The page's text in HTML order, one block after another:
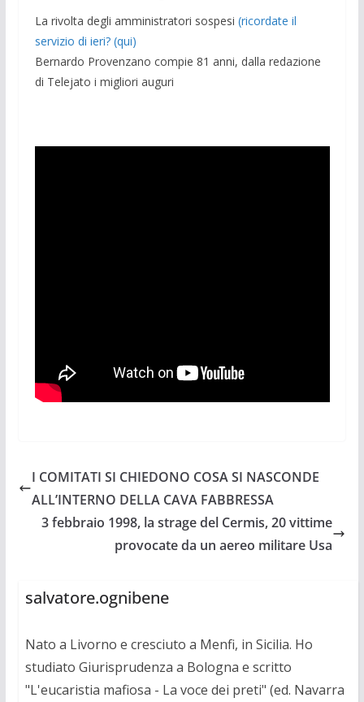
La rivolta degli amministratori sospesi (ricordate il
servizio di ieri? (qui)
Bernardo Provenzano compie 81 anni, dalla redazione
di Telejato i migliori auguri
I COMITATI SI CHIEDONO COSA SI NASCONDE
ALL’INTERNO DELLA CAVA FABBRESSA
3 febbraio 1998, la strage del Cermis, 20 vittime
provocate da un aereo militare Usa
salvatore.ognibene
Nato a Livorno e cresciuto a Menfi, in Sicilia. Ho
studiato Giurisprudenza a Bologna e scritto
"L'eucaristia mafiosa - La voce dei preti" (ed. Navarra